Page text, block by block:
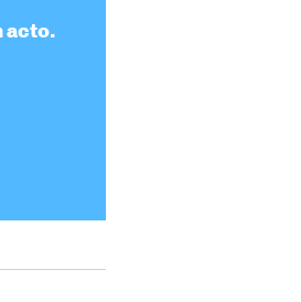
acto.